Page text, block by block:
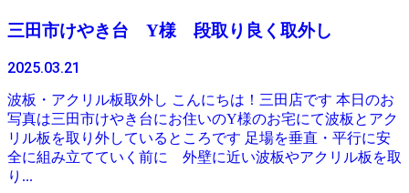
三田市けやき台 Y様 段取り良く取外し
2025.03.21
波板・アクリル板取外し こんにちは！三田店です 本日のお
写真は三田市けやき台にお住いのY様のお宅にて波板とアク
リル板を取り外しているところです 足場を垂直・平行に安
全に組み立てていく前に 外壁に近い波板やアクリル板を取
り...